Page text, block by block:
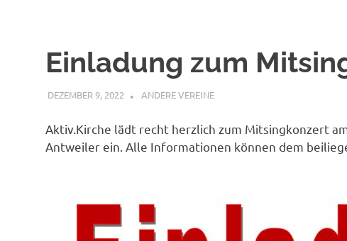
Einladung zum
DEZEMBER 9, 2022 BÜRGERVEREIN WACHENDORF
ANDERE VEREINE
Aktiv.Kirche lädt recht herzlich zum Mitsingkonzert
Antweiler ein. Alle Informationen können dem